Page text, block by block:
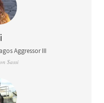
Aggressor III
Sassi